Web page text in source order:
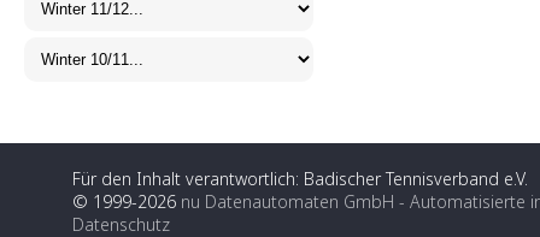
Für den Inhalt verantwortlich: Badischer Tennisverband e.V.
© 1999-2026 nu Datenautomaten GmbH - Automatisierte
Datenschutz